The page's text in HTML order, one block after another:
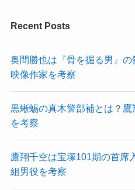
Recent Posts
奥間勝也は『骨を掘る男』
映像作家を考察
黒蜥蜴の真木警部補とは？
を考察
鷹翔千空は宝塚101期の首席
組男役を考察